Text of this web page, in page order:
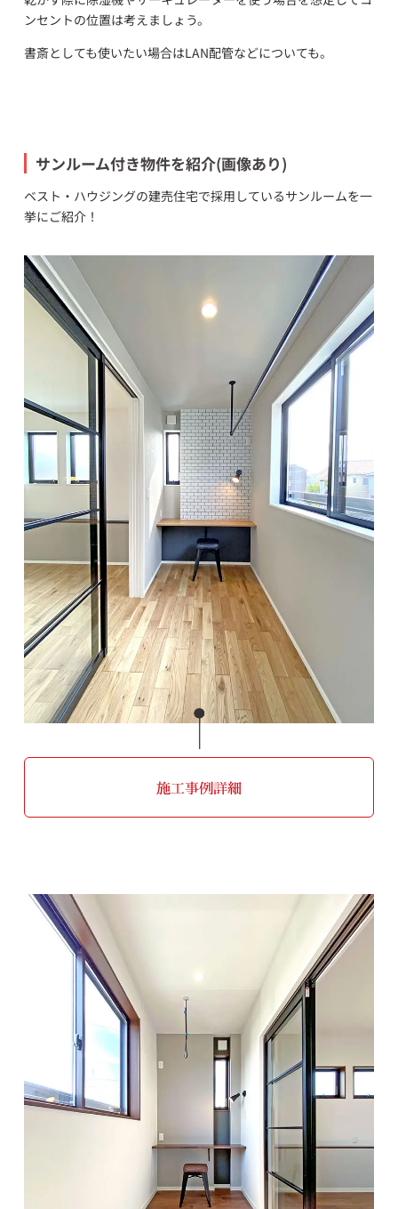
ンセントの位置は考えましょう。
書斎としても使いたい場合はLAN配管などについても。
サンルーム付き物件を紹介(画像あり)
ベスト・ハウジングの建売住宅で採用しているサンルームを一
挙にご紹介！
施工事例詳細